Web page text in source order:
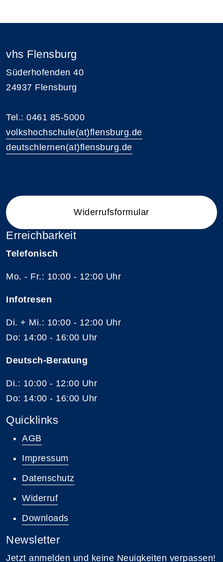
vhs Flensburg
Süderhofenden 40
24937 Flensburg
Tel.: 0461 85-5000
volkshochschule(at)flensburg.de
deutschlernen(at)flensburg.de
Widerrufsformular
Erreichbarkeit
Telefonisch
Mo. - Fr.: 10:00 - 12:00 Uhr
Infotresen
Di. + Mi.: 10:00 - 12:00 Uhr
Do: 14:00 - 16:00 Uhr
Deutsch-Beratung
Di.: 10:00 - 12:00 Uhr
Do: 14:00 - 16:00 Uhr
Quicklinks
AGB
Impressum
Datenschutz
Widerruf
Downloads
Newsletter
Jetzt anmelden und keine Neuigkeiten verpassen!